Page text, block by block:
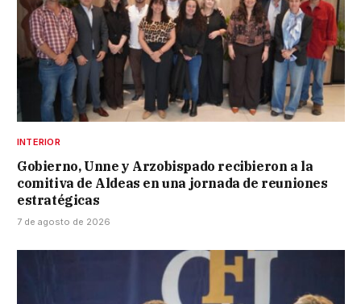
INTERIOR
Gobierno, Unne y Arzobispado recibieron a la
comitiva de Aldeas en una jornada de reuniones
estratégicas
7 de agosto de 2026